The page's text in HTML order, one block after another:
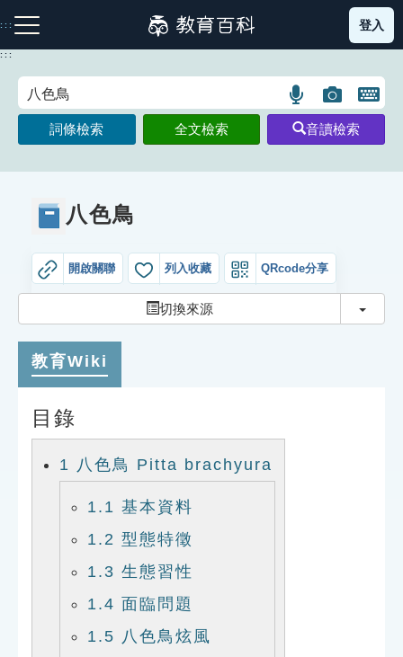
到
主
:::
注音索引圖示 筆畫索引圖示 部首索引表圖示
網站導覽
生字詞彙表
成語故事
索引選單
單字索引
生命大百科索引
遊戲專區
登入
:::
語
言
搜
圖
片
搜
開
鍵
詞條檢索 全文檢索 音讀檢索
八色鳥
開啟關聯 列入收藏 QRcode分享
切換來源 切換
教育Wiki
目錄
1 八色鳥 Pitta brachyura
1.1 基本資料
1.2 型態特徵
1.3 生態習性
1.4 面臨問題
1.5 八色鳥炫風